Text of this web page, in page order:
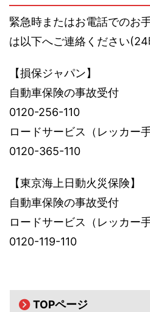
緊急時またはお電話でのお
は以下へご連絡ください(24
【損保ジャパン】
自動車保険の事故受付
0120-256-110
ロードサービス（レッカー手
0120-365-110
【東京海上日動火災保険】
自動車保険の事故受付
ロードサービス（レッカー手
0120-119-110
TOPページ